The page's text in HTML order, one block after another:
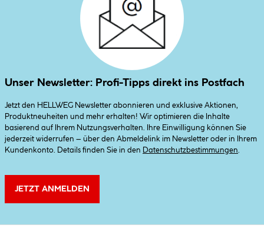
Unser Newsletter: Profi-Tipps direkt ins Postfach
Jetzt den HELLWEG Newsletter abonnieren und exklusive Aktionen,
Produktneuheiten und mehr erhalten! Wir optimieren die Inhalte
basierend auf Ihrem Nutzungsverhalten. Ihre Einwilligung können Sie
jederzeit widerrufen – über den Abmeldelink im Newsletter oder in Ihrem
Kundenkonto. Details finden Sie in den
Datenschutzbestimmungen
JETZT ANMELDEN